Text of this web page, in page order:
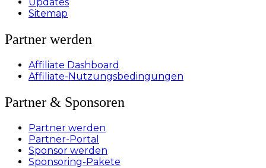
Updates
Sitemap
Partner werden
Affiliate Dashboard
Affiliate-Nutzungsbedingungen
Partner & Sponsoren
Partner werden
Partner-Portal
Sponsor werden
Sponsoring-Pakete